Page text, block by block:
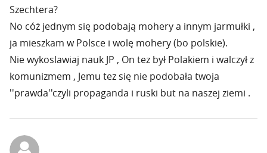
Szechtera?
No cóż jednym się podobają mohery a innym jarmułki ,
ja mieszkam w Polsce i wolę mohery (bo polskie).
Nie wykoslawiaj nauk JP , On tez był Polakiem i walczył z
komunizmem , Jemu tez się nie podobała twoja
''prawda''czyli propaganda i ruski but na naszej ziemi .